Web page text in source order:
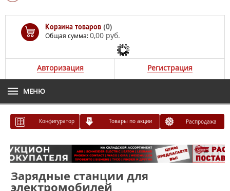
Корзина товаров (0)
Общая сумма:0,00 руб.
Авторизация Регистрация
МЕНЮ
Конфигуратор Товары по акции Распродажа
Зарядные станции для
электромобилей